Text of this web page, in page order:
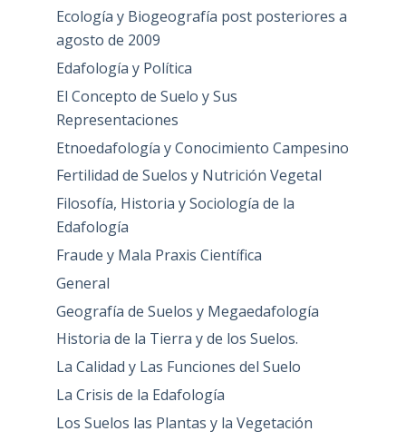
Ecología y Biogeografía post posteriores a
agosto de 2009
Edafología y Política
El Concepto de Suelo y Sus
Representaciones
Etnoedafología y Conocimiento Campesino
Fertilidad de Suelos y Nutrición Vegetal
Filosofía, Historia y Sociología de la
Edafología
Fraude y Mala Praxis Científica
General
Geografía de Suelos y Megaedafología
Historia de la Tierra y de los Suelos.
La Calidad y Las Funciones del Suelo
La Crisis de la Edafología
Los Suelos las Plantas y la Vegetación